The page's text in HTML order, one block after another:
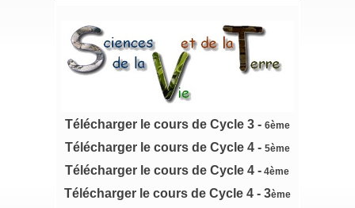
Télécharger le cours de Cycle 3 - 6ème
Télécharger le cours de Cycle 4 - 5ème
Télécharger le cours de Cycle 4 - 4ème
Télécharger le cours de Cycle 4 - 3ème